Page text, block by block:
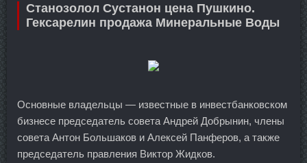
Станозолол Сустанон цена Пушкино.
Гексарелин продажа Минеральные Воды
Основные владельцы — известные в инвестбанковском
бизнесе председатель совета Андрей Добрынин, члены
совета Антон Большаков и Алексей Панферов, а также
председатель правления Виктор Жидков.